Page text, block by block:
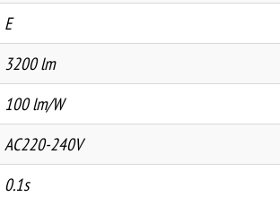
E
3200 lm
100 lm/W
AC220-240V
0.1s